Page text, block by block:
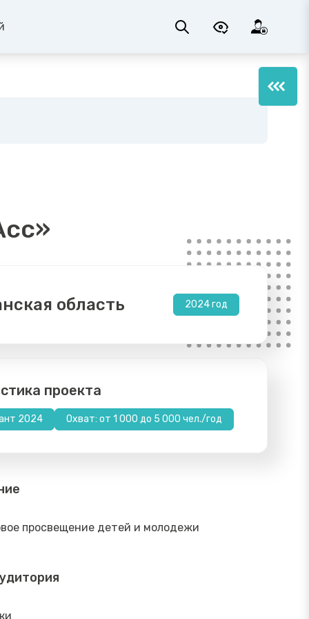
область 2024 год
проекта
2024 Охват: от 1 000 до 5 000 чел./год
просвещение детей и молодежи